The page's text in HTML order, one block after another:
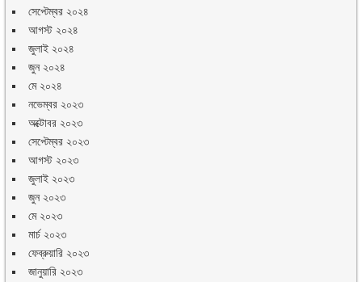
সেপ্টেম্বর ২০২৪
আগস্ট ২০২৪
জুলাই ২০২৪
জুন ২০২৪
মে ২০২৪
নভেম্বর ২০২৩
অক্টোবর ২০২৩
সেপ্টেম্বর ২০২৩
আগস্ট ২০২৩
জুলাই ২০২৩
জুন ২০২৩
মে ২০২৩
মার্চ ২০২৩
ফেব্রুয়ারি ২০২৩
জানুয়ারি ২০২৩